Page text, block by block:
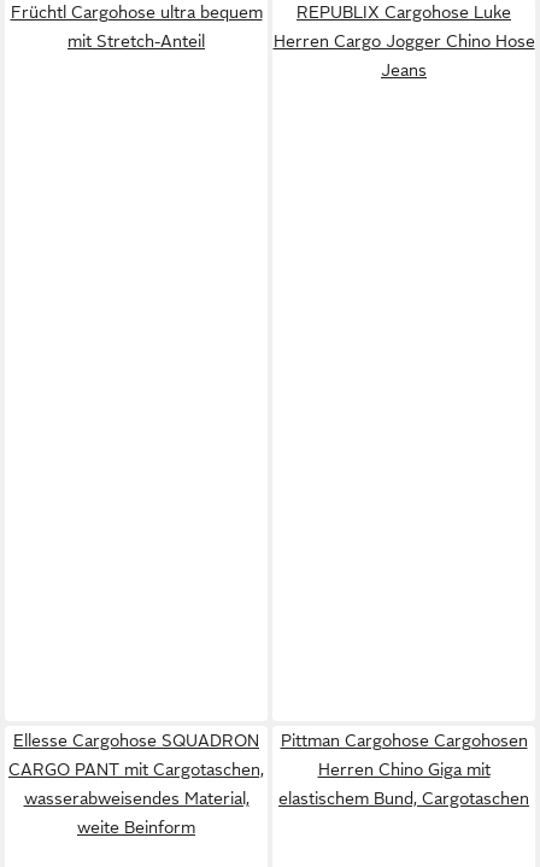
Früchtl Cargohose ultra bequem
mit Stretch-Anteil
REPUBLIX Cargohose Luke
Herren Cargo Jogger Chino Hose
Jeans
Ellesse Cargohose SQUADRON
CARGO PANT mit Cargotaschen,
wasserabweisendes Material,
weite Beinform
Pittman Cargohose Cargohosen
Herren Chino Giga mit
elastischem Bund, Cargotaschen